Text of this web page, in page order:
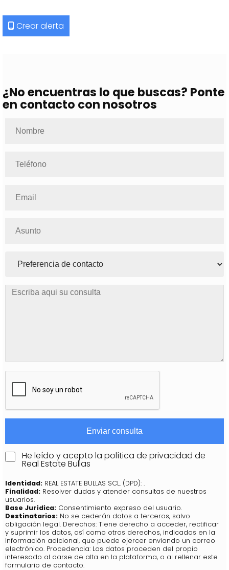
Crear alerta
¿No encuentras lo que buscas? Ponte
en contacto con nosotros
He leído y acepto la política de privacidad de
Real Estate Bullas
Identidad: REAL ESTATE BULLAS SCL. (DPD): .
Finalidad: Resolver dudas y atender consultas de nuestros
usuarios.
Base Jurídica: Consentimiento expreso del usuario.
Destinatarios: No se cederán datos a terceros, salvo
obligación legal. Derechos: Tiene derecho a acceder, rectificar
y suprimir los datos, así como otros derechos, indicados en la
información adicional, que puede ejercer enviando un correo
electrónico. Procedencia: Los datos proceden del propio
interesado al darse de alta en la plataforma, o al rellenar este
formulario de contacto.